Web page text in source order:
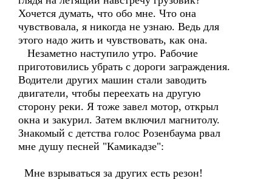
Хочется думать, что обо мне. Что она
чувствовала, я никогда не узнаю. Ведь для
этого надо жить и чувствовать, как она.
Незаметно наступило утро. Рабочие
приготовились убрать с дороги заграждения.
Водители других машин стали заводить
двигатели, чтобы переехать на другую
сторону реки. Я тоже завел мотор, открыл
окна и закурил. Затем включил магнитолу.
Знакомый с детства голос Розенбаума рвал
мне душу песней "Камикадзе":
Мне взрываться за других есть резон!